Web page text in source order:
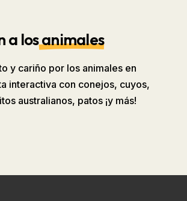
a losanimales
y cariño por los animales en
interactiva con conejos, cuyos,
australianos, patos ¡y más!